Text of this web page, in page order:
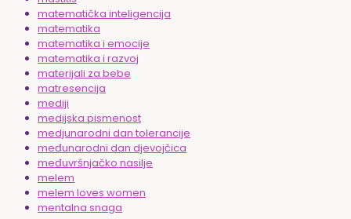
matematička inteligencija
matematika
matematika i emocije
matematika i razvoj
materijali za bebe
matresencija
mediji
medijska pismenost
medjunarodni dan tolerancije
međunarodni dan djevojčica
međuvršnjačko nasilje
melem
melem loves women
mentalna snaga